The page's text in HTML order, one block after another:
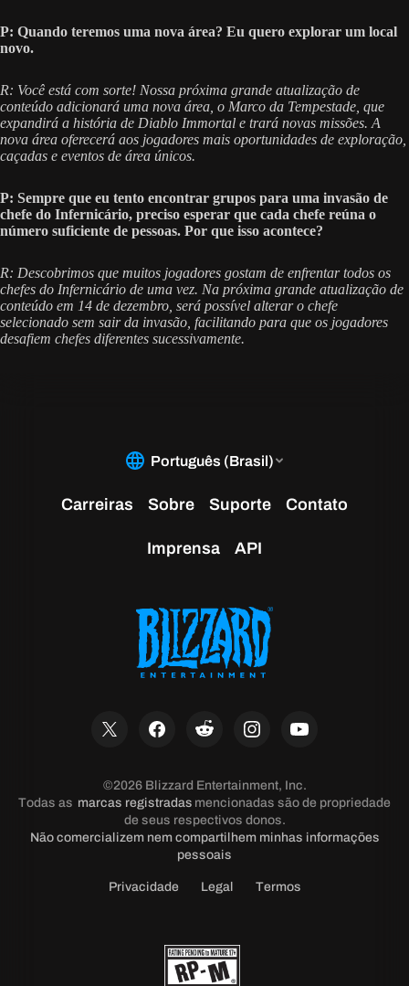
P: Quando teremos uma nova área? Eu quero explorar um local
novo.
R: Você está com sorte! Nossa próxima grande atualização de
conteúdo adicionará uma nova área, o Marco da Tempestade, que
expandirá a história de Diablo Immortal e trará novas missões. A
nova área oferecerá aos jogadores mais oportunidades de exploração,
caçadas e eventos de área únicos.
P: Sempre que eu tento encontrar grupos para uma invasão de
chefe do Infernicário, preciso esperar que cada chefe reúna o
número suficiente de pessoas. Por que isso acontece?
R: Descobrimos que muitos jogadores gostam de enfrentar todos os
chefes do Infernicário de uma vez. Na próxima grande atualização de
conteúdo em 14 de dezembro, será possível alterar o chefe
selecionado sem sair da invasão, facilitando para que os jogadores
desafiem chefes diferentes sucessivamente.